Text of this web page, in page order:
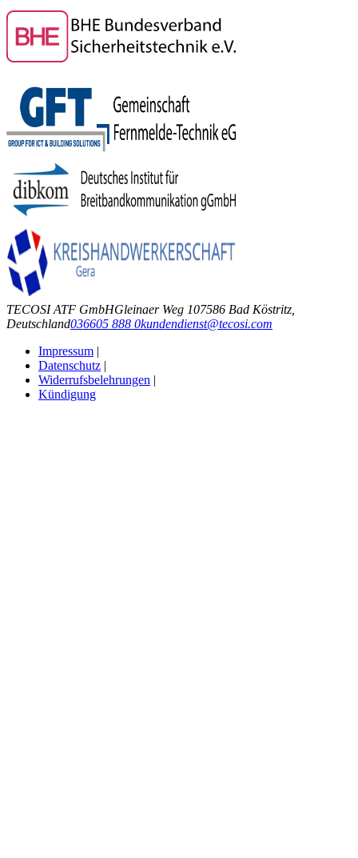
TECOSI ATF GmbHGleinaer Weg 107586 Bad Köstritz,
Deutschland036605 888 0kundendienst@tecosi.com
Impressum
Datenschutz
Widerrufsbelehrungen
Kündigung